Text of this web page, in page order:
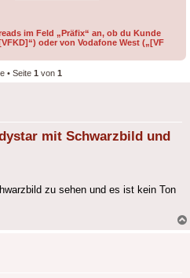
im Feld „Präfix“ an, ob du Kunde
oder von Vodafone West („[VF
• Seite 1 von 1
mit Schwarzbild und
zu sehen und es ist kein Ton